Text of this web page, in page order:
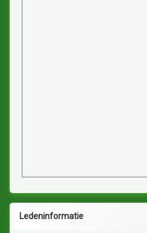
Ledeninformatie